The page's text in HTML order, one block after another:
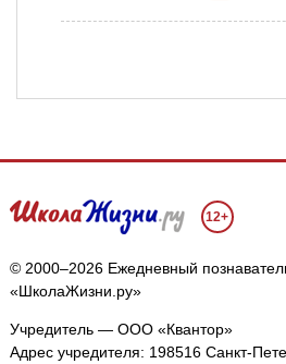
12+
© 2000–2026 Ежедневный
«ШколаЖизни.ру»
Учредитель — ООО «Квантор»
Адрес учредителя: 198516 Санкт-